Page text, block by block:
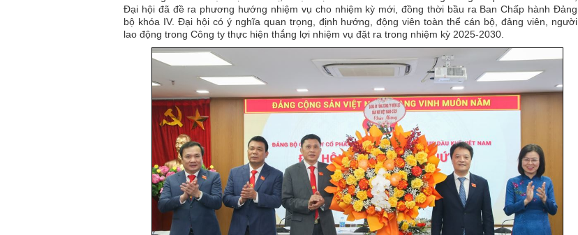
Đại hội đã đề ra phương hướng nhiệm vụ cho nhiệm kỳ mới, đồng thời bầu ra Ban Chấp hành Đảng
bộ khóa IV. Đại hội có ý nghĩa quan trọng, định hướng, động viên toàn thể cán bộ, đảng viên, người
lao động trong Công ty thực hiện thắng lợi nhiệm vụ đặt ra trong nhiệm kỳ 2025-2030.